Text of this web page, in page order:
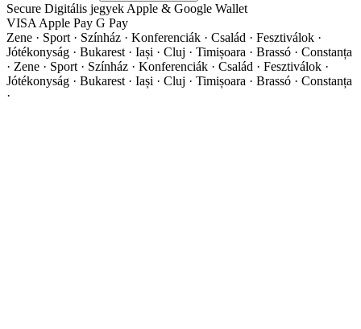
Secure Digitális jegyek Apple & Google Wallet
VISA Apple Pay G Pay
Zene · Sport · Színház · Konferenciák · Család · Fesztiválok ·
Jótékonyság · Bukarest · Iași · Cluj · Timișoara · Brassó · Constanța
· Zene · Sport · Színház · Konferenciák · Család · Fesztiválok ·
Jótékonyság · Bukarest · Iași · Cluj · Timișoara · Brassó · Constanța
·